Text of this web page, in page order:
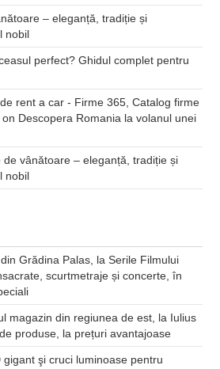
– eleganță, tradiție și
nobil
perfect? Ghidul complet pentru
rent a car - Firme 365, Catalog firme
on Descopera Romania la volanul unei
de vânătoare – eleganță, tradiție și
nobil
Grădina Palas, la Serile Filmului
scurtmetraje și concerte, în
magazin din regiunea de est, la Iulius
produse, la prețuri avantajoase
şi cruci luminoase pentru